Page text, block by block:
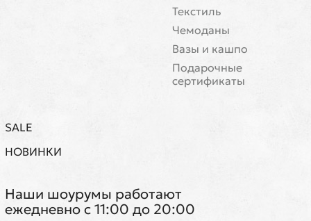
Текстиль
Чемоданы
Вазы и кашпо
Подарочные
сертификаты
SALE
НОВИНКИ
Наши шоурумы работают
ежедневно с 11:00 до 20:00